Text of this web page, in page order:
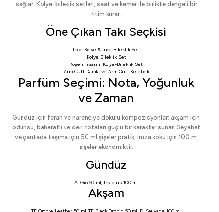
sağlar. Kolye-bileklik setleri, saat ve kemer ile birlikte dengeli bir
ritim kurar.
Öne Çıkan Takı Seçkisi
İnce Kolye & İnce Bileklik Set
Kolye Bileklik Set
Köşeli Tasarım Kolye-Bileklik Set
Arm Cuff Damlave Arm Cuff Kelebek
Parfüm Seçimi: Nota, Yoğunluk
ve Zaman
Gündüz için ferah ve narenciye dokulu kompozisyonlar; akşam için
odunsu, baharatlı ve deri notaları güçlü bir karakter sunar. Seyahat
ve çantada taşıma için 50 ml şişeler pratik; imza koku için 100 ml
şişeler ekonomiktir.
Gündüz
A. Gio 50 ml, Invictus 100 ml
Akşam